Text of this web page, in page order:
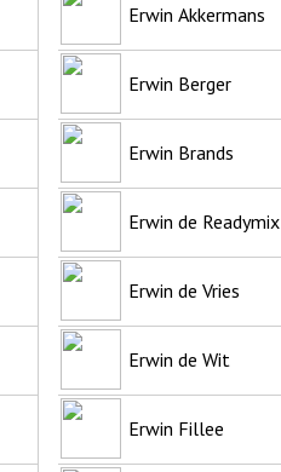
Erwin Akkermans
Erwin Berger
Erwin Brands
Erwin de Readymix
Erwin de Vries
Erwin de Wit
Erwin Fillee